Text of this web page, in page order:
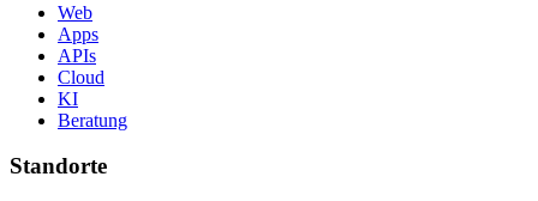
Web
Apps
APIs
Cloud
KI
Beratung
Standorte